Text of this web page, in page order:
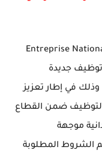
Entreprise
جديدة
وذلك في إطار تعزيز
2026. يندرج هذا التوظيف ضمن القطاع
موجهة
الشروط المطلوبة